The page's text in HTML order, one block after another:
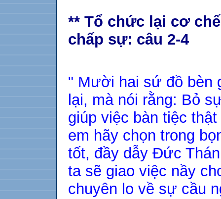
** Tổ chức lại cơ
chấp sự: câu 2-4
" Mười hai sứ đồ bèn
lại, mà nói rằng: Bỏ
giúp việc bàn tiệc
em hãy chọn trong
tốt, đầy dẫy Đức
ta sẽ giao việc nầy
chuyên lo về sự cầu